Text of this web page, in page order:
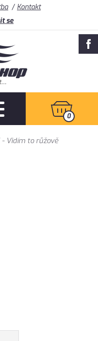
Kontakt
se
0
- Vidím to růžově